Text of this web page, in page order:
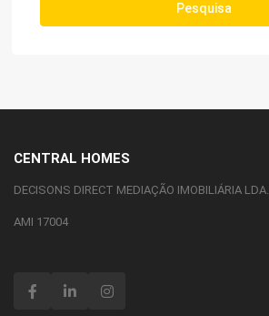
Pesquisa
CENTRAL HOMES
DECISONS DIRECT MEDIAÇÃO IMOBILIÁRIA LDA.
AMI 17004